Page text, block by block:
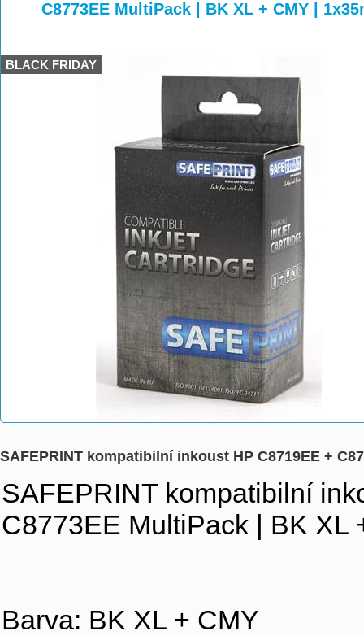
>>>
C8773EE MultiPack | BK XL + CMY |
BLACK FRIDAY
SAFEPRINT kompatibilní inkoust HP C8719EE +
SAFEPRINT kompatibilní
C8773EE MultiPack | BK XL
Barva: BK XL + CMY